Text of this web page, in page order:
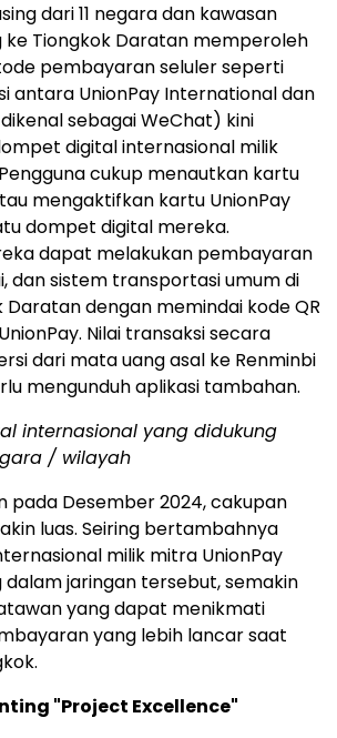
dari 11 negara dan kawasan
ke Tiongkok Daratan memperoleh
pembayaran seluler seperti
antara UnionPay International dan
sebagai WeChat) kini
digital internasional milik
cukup menautkan kartu
mengaktifkan kartu UnionPay
dompet digital mereka.
dapat melakukan pembayaran
dan sistem transportasi umum di
Daratan dengan memindai kode QR
Nilai transaksi secara
dari mata uang asal ke Renminbi
mengunduh aplikasi tambahan.
internasional yang didukung
/ wilayah
pada Desember 2024, cakupan
luas. Seiring bertambahnya
milik mitra UnionPay
jaringan tersebut, semakin
yang dapat menikmati
yang lebih lancar saat
"Project Excellence"